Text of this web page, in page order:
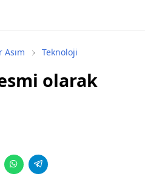
Asım Teknoloji
olarak